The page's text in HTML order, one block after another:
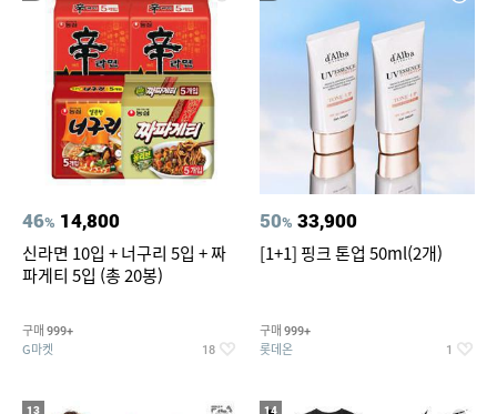
46% 14,800
신라면 10입 + 너구리 5입 + 짜
파게티 5입 (총 20봉)
구매 999+
G마켓 18
50% 33,900
[1+1] 핑크 톤업 50ml(2개)
구매 999+
롯데온 1
13 14